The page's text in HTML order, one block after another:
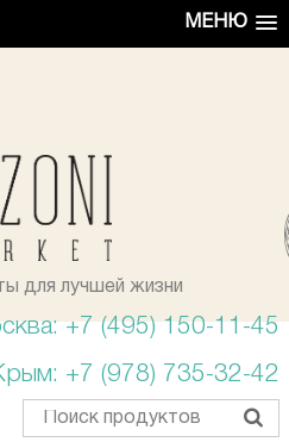
МЕНЮ
для лучшей жизни
+7 (495) 150-11-45
+7 (978) 735-32-42